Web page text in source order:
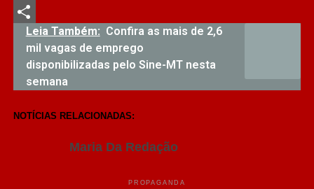
LinkedIn
Share
Leia Também: Confira as mais de 2,6
mil vagas de emprego
disponibilizadas pelo Sine-MT nesta
semana
NOTÍCIAS RELACIONADAS:
Maria Da Redação
PROPAGANDA